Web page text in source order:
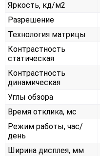
Яркость, кд/м2
Разрешение
Технология матрицы
Контрастность
статическая
Контрастность
динамическая
Углы обзора
Время отклика, мс
Режим работы, час/
день
Ширина дисплея, мм